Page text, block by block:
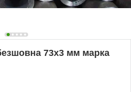
73х3 мм марка